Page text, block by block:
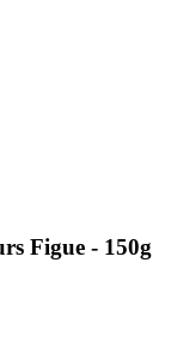
Figue - 150g